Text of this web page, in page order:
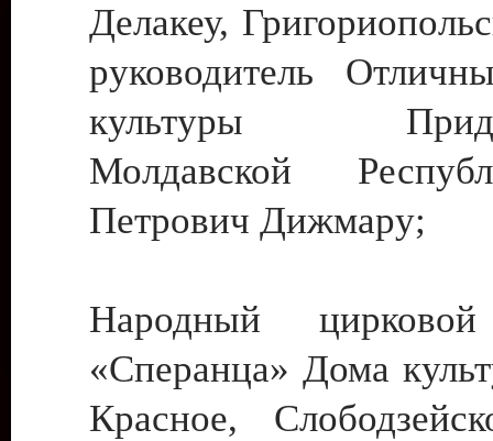
Делакеу,
руководитель
культуры
Молдавской
Петрович Дижмару;
Народный цирковой
«Сперанца» Дома
Красное,